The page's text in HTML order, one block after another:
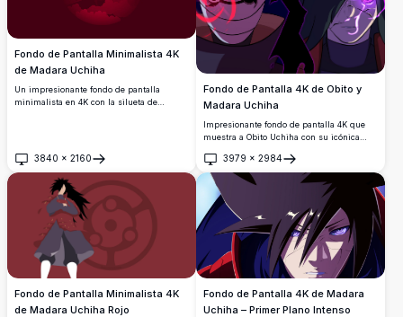
Fondo de Pantalla Minimalista 4K
de Madara Uchiha
Un impresionante fondo de pantalla
minimalista en 4K con la silueta de
nubes rojas en una profunda atmósfera
carmesí.
3840 × 2160
Abrir
Fondo de Pantalla 4K de Obito y
Madara Uchiha
Impresionante fondo de pantalla 4K que
muestra a Obito Uchiha con su icónica
Madara Uchiha con su poderoso
Rinnegan. Arte oscuro y atmosférico
perfecto para los fanáticos de Naruto.
3979 × 2984
Abrir
Fondo de Pantalla Minimalista 4K
de Madara Uchiha Rojo
Fondo de Pantalla 4K de Madara
Uchiha – Primer Plano Intenso